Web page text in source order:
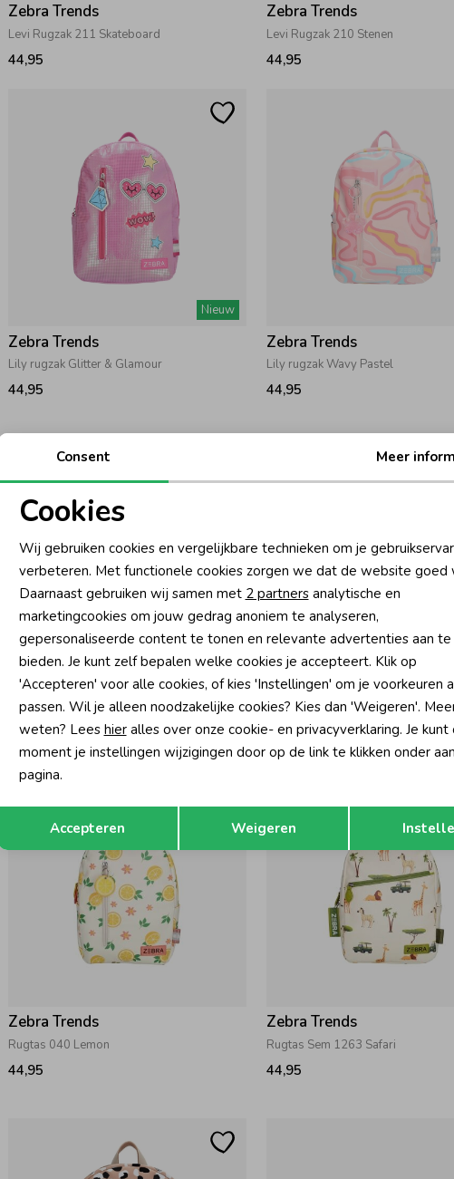
Zebra Trends
Levi Rugzak 211 Skateboard
44,95
Zebra Trends
Levi Rugzak 210 Stenen
44,95
Nieuw
Zebra Trends
Lily rugzak Glitter & Glamour
44,95
Zebra Trends
Lily rugzak Wavy Pastel
44,95
Zebra Trends
Shopper 001 Zwart
59,95
Zebra Trends
Zebra Maan Rugzak 043 Beige
39,95
Zebra Trends
Rugtas 040 Lemon
44,95
Zebra Trends
Rugtas Sem 1263 Safari
44,95
Noodzakelijke cookies
Analytische cookies Marketing cookies
Opslaan
Consent Meer
Cookies
Wij gebruiken cookies en vergelijkbare technieken om je
verbeteren. Met functionele cookies zorgen we dat de website goed
Daarnaast gebruiken wij samen met 2 partnersanalytische en
marketingcookies om jouw gedrag anoniem te analyseren,
gepersonaliseerde content te tonen en relevante advertenties aan te
bieden. Je kunt zelf bepalen welke cookies je accepteert. Klik op
'Accepteren' voor alle cookies, of kies 'Instellingen' om je voorkeuren
passen. Wil je alleen noodzakelijke cookies? Kies dan 'Weigeren'.
weten? Lees hieralles over onze cookie- en privacyverklaring. Je kunt
moment je instellingen wijzigingen door op de link te klikken onder
pagina.
Accepteren Weigeren